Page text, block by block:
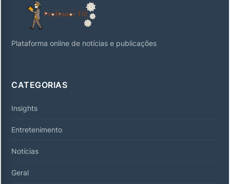
Plataforma online de notícias e publicações
CATEGORIAS
Insights
Entretenimento
Notícias
Geral